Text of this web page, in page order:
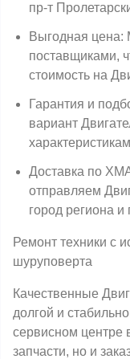
пр-т
Выгодная
поставщиками,
стоимость на
Гарантия и
вариант
Доставка по
отправляем
город региона и
Ремонт техники с
шуруповерта
Качественные
долгой и
сервисном центре
запчасти, но и